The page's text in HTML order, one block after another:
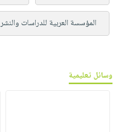
المؤسسة العربية للدراسات والنشر
وسائل تعليمية